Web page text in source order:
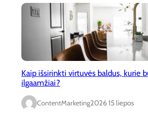
Kaip išsirinkti virtuvės baldus, kurie
ilgaamžiai?
ContentMarketing2026 15 liepos